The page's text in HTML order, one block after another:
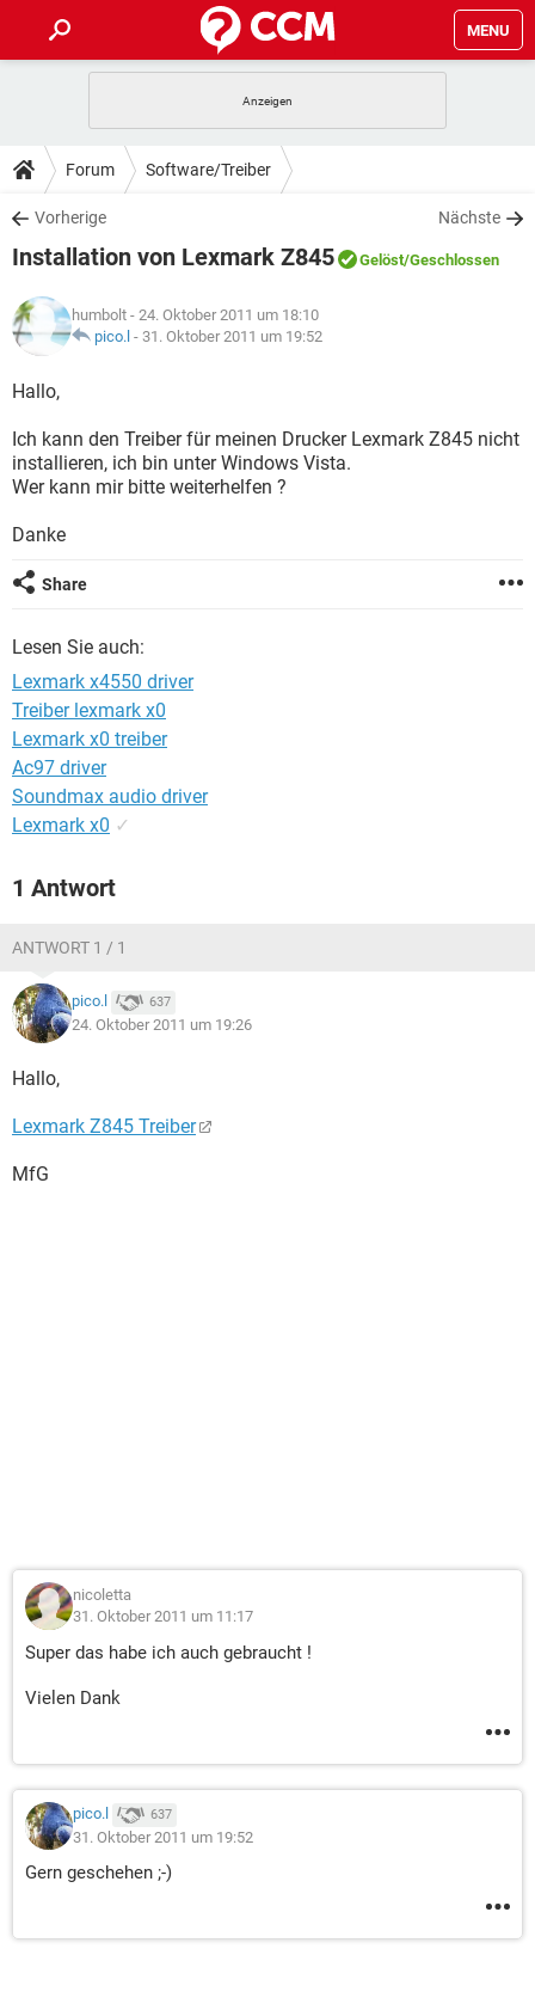
MENU
ANDROID IOS
WINDOWS 10
WHATSAPP TIKTOK
FACEBOOK
TIPPS & TRICKS
SPIELE
WHATSAPP TIKTOK
FACEBOOK
DOWNLOADS
SPIELE STREAMING
ANDROID
WINDOWS 10 INSTAGRAM
WHATSAPP
SPIELE STREAMING
ANDROID
WINDOWS 10
WHATSAPP TIKTOK
FACEBOOK
LEXIKON
SPIELE
WINDOWS 10 INSTAGRAM
FACEBOOK
Forum Software/Treiber
Vorherige Nächste
Installation von Lexmark Z845 Gelöst/Geschlossen
humbolt - 24. Oktober 2011 um 18:10
pico.l - 31. Oktober 2011 um 19:52
Hallo,
Ich kann den Treiber für meinen Drucker Lexmark Z845 nicht
installieren, ich bin unter Windows Vista.
Wer kann mir bitte weiterhelfen ?
Danke
Share
Lesen Sie auch:
Lexmark x4550 driver
Treiber lexmark x0
Lexmark x0 treiber
Ac97 driver
Soundmax audio driver
Lexmark x0 ✓
1 Antwort
ANTWORT 1 / 1
pico.l 637
24. Oktober 2011 um 19:26
Hallo,
Lexmark Z845 Treiber
MfG
nicoletta
31. Oktober 2011 um 11:17
Super das habe ich auch gebraucht !
Vielen Dank
pico.l 637
31. Oktober 2011 um 19:52
Gern geschehen ;-)